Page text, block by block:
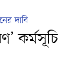
দাবি